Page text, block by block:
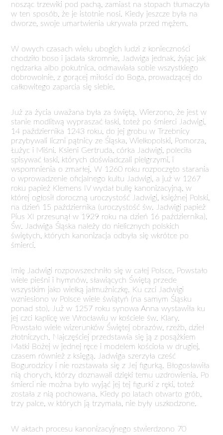
nosząc trzewiki pod pachą, zamiast na stopach tłumaczyła
w ten sposób, że je istotnie nosi. Kiedy jeszcze była na
dworze, swoje umartwienia ukrywała przed mężem.
W owych czasach wielu ubogich ludzi z konieczności
chodziło boso i jadała skromnie, Jadwiga jednak, żyjąc jak
nędzarka albo pokutnica, odmawiała sobie wszystkiego
dobrowolnie, z gorącej miłości do Boga, prowadzącej do
całkowitego zaparcia się siebie.
Już za życia uważana była za świętą. Wierzono, że jest w
stanie modlitwą wypraszać łaski, toteż po śmierci Jadwigi,
14 października 1243 roku, do jej grobu w Trzebnicy
przybywali liczni pątnicy ze Śląska, Wielkopolski, Pomorza,
Łużyc i Miśni. Ksieni Gertruda, córka Jadwigi, poleciła
spisywać łaski, których doświadczali pielgrzymi, i
wspomnienia o zmarłej. W 1260 roku rozpoczęto starania
o wprowadzenie oficjalnego kultu Jadwigi, a już w 1267
roku papież Klemens IV wydał bullę kanonizacyjną, w
której ogłosił doroczną uroczystość Jadwigi, księżnej Polski,
na dzień 15 października (uroczystość św. Jadwigi papież
Pius XI przesunął w 1929 roku na dzień 16 października).
Św. Jadwiga Śląska należy do nielicznych polskich
świętych, których kanonizacja odbyła się wkrótce po
śmierci.
Imię Jadwigi rozpowszechniło się w całej Polsce. Powstało
wiele pieśni i hymnów, sławiących Świętą przede
wszystkim jako wielką jałmużniczkę. Ku czci Jadwigi
wzniesiono w Polsce wiele świątyń (na samym Śląsku
ponad sto). Już w 1257 roku synowa Anna wystawiła ku
jej czci kaplicę we Wrocławiu w kościele św. Klary.
Powstało wiele wizerunków Świętej obrazów, rzeźb, dzieł
złotniczych. Najczęściej przedstawia się ją z posążkiem
Matki Bożej w jednej ręce i modelem kościoła w drugiej,
czasem również z księgą. Jadwiga szerzyła cześć
Bogurodzicy i nie rozstawała się z Jej figurką. Błogosławiła
nią chorych, którzy doznawali dzięki temu uzdrowienia. Po
śmierci nie można było wyjąć jej tej figurki z ręki, toteż
została z nią pochowana. Kiedy po latach otwarto grób,
trzy palce, w których ją trzymała, nie były uszkodzone.
W aktach procesu kanonizacyjnego stwierdzono 70